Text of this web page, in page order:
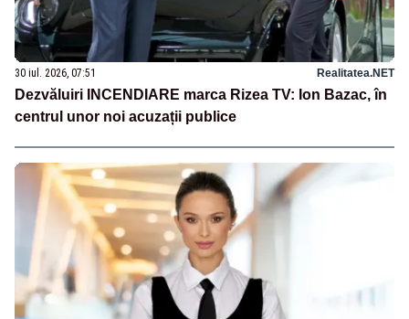
30 iul. 2026, 07:51 Realitatea.NET
Dezvăluiri INCENDIARE marca Rizea TV: Ion Bazac, în
centrul unor noi acuzații publice